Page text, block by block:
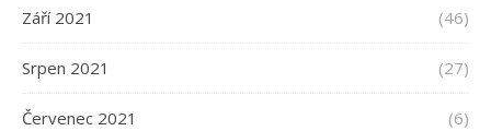
Září 2021 (46)
Srpen 2021 (27)
Červenec 2021 (6)